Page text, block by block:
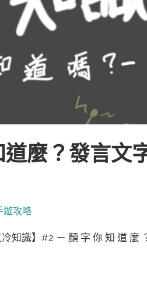
道麼？發言文
攻略
知識】#2 － 顏 字 你 知 道 麼